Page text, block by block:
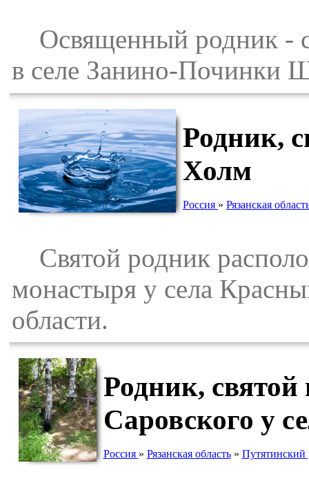
Освященный родник -
в селе Занино-Починки
Родник,
Холм
Россия » Рязанская
Святой родник
монастыря у села
области.
Родник,
Саровского у
Россия » Рязанская область» Путятинский